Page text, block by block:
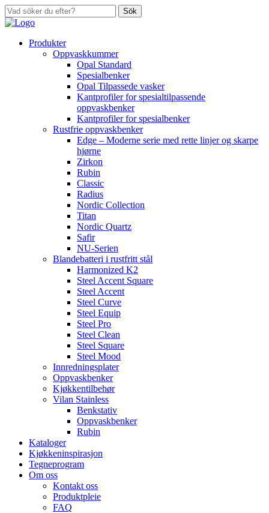
Sök
Produkter
Oppvaskkummer
Opal Standard
Spesialbenker
Opal Tilpassede vasker
Kantprofiler for spesialtilpassende
oppvaskbenker
Kantprofiler for spesialbenker
Rustfrie oppvaskbenker
Edge – Moderne serie med rette linjer og skarpe
hjørne
Zirkon
Rubin
Classic
Radius
Nordic Collection
Titan
Nordic Quartz
Safir
NU-Serien
Blandebatteri i rustfritt stål
Harmonized K2
Steel Accent Square
Steel Accent
Steel Curve
Steel Equip
Steel Pro
Steel Clean
Steel Square
Steel Mood
Innredningsplater
Oppvaskbenker
Kjøkkentilbehør
Vilan Stainless
Benkstativ
Oppvaskbenker
Rubin
Kataloger
Kjøkkeninspirasjon
Tegneprogram
Om oss
Kontakt oss
Produktpleie
FAQ